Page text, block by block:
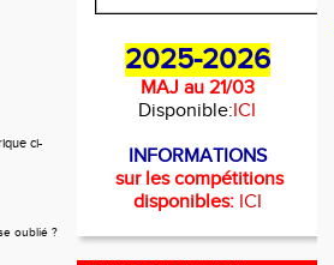
ci-
oublié ?
2025-2026
MAJ au 21/03
Disponible:ICI
INFORMATIONS
sur les compétitions
disponibles: ICI